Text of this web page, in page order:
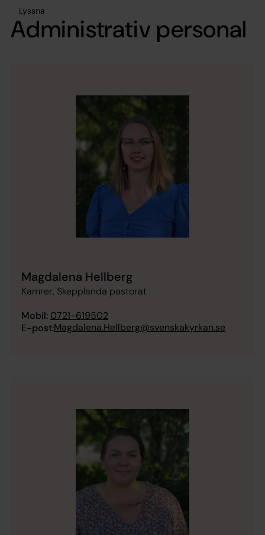
Lyssna
Administrativ personal
Magdalena Hellberg
Kamrer, Skepplanda pastorat
Mobil: 0721-619502
E-post:Magdalena.Hellberg@svenskakyrkan.se